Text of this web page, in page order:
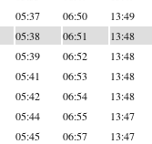
05:37 06:50 13:49
05:38 06:51 13:48
05:39 06:52 13:48
05:41 06:53 13:48
05:42 06:54 13:48
05:44 06:55 13:47
05:45 06:57 13:47